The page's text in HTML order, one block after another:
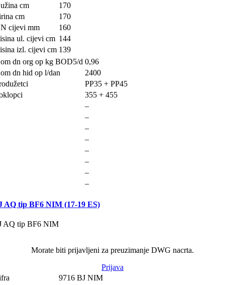
cm
170
cm
170
cijevi mm
160
ul. cijevi cm 144
izl. cijevi cm 139
dn org op kg BOD5/d 0,96
dn hid op l/dan
2400
PP35 + PP45
355 + 455
–
–
–
–
–
–
–
–
AQ tip BF6 NIM (17-19 ES)
AQ tip BF6 NIM
Morate biti prijavljeni za preuzimanje DWG nacrta.
Prijava
9716 BJ NIM